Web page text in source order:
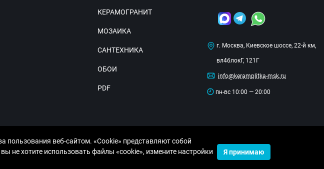
КЕРАМОГРАНИТ
МОЗАИКА
САНТЕХНИКА
ОБОИ
PDF
г. Москва, Киевское шоссе, 22-й км,
вл4блокГ, 121Г
info@keramplitka-msk.ru
пн-вс 10:00 — 20:00
пользования веб-сайтом. «Cookie» представляют собой
хотите использовать файлы «cookie», измените настройки
Я принимаю